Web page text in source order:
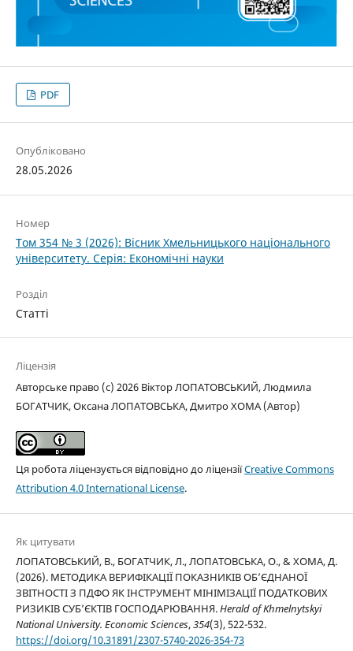
PDF
Опубліковано
28.05.2026
Номер
Том 354 № 3 (2026): Вісник Хмельницького національного
університету. Серія: Економічні науки
Розділ
Статті
Ліцензія
Авторське право (c) 2026 Віктор ЛОПАТОВСЬКИЙ, Людмила
БОГАТЧИК, Оксана ЛОПАТОВСЬКА, Дмитро ХОМА (Автор)
Ця робота ліцензується відповідно до ліцензіїCreative Commons
Attribution 4.0 International License.
Як цитувати
ЛОПАТОВСЬКИЙ, В., БОГАТЧИК, Л., ЛОПАТОВСЬКА, О., & ХОМА, Д.
(2026). МЕТОДИКА ВЕРИФІКАЦІЇ ПОКАЗНИКІВ ОБ’ЄДНАНОЇ
ЗВІТНОСТІ З ПДФО ЯК ІНСТРУМЕНТ МІНІМІЗАЦІЇ ПОДАТКОВИХ
РИЗИКІВ СУБ’ЄКТІВ ГОСПОДАРЮВАННЯ.Herald of Khmelnytskyi
National University. Economic Sciences,354(3), 522-532.
https://doi.org/10.31891/2307-5740-2026-354-73